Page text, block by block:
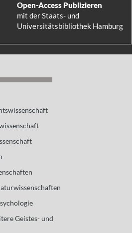
Open-Access Publizieren
mit derStaats- und
Universitätsbibliothek Hamburg
Geistes- und